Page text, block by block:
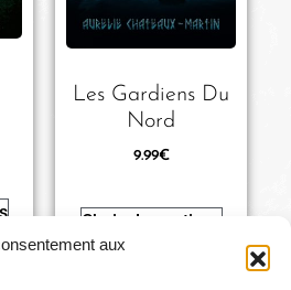
aux
Les Gardiens Du
Nord
9.99€
Choix des options